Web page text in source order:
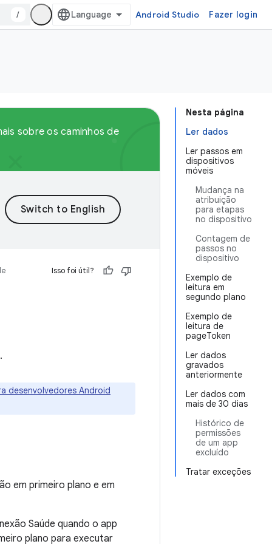
/ Android Studio Fazer login
Nesta página
Ler dados
Ler passos em
dispositivos
móveis
Mudança na
atribuição
para etapas
no dispositivo
Contagem de
passos no
dispositivo
Exemplo de
leitura em
segundo plano
Exemplo de
leitura de
pageToken
Ler dados
gravados
anteriormente
Ler dados com
mais de 30 dias
Histórico de
permissões
de um app
excluído
Tratar exceções
sobre os caminhos de
Isso foi útil?
desenvolvedores Android
em primeiro plano e em
Saúde quando o app
plano para executar